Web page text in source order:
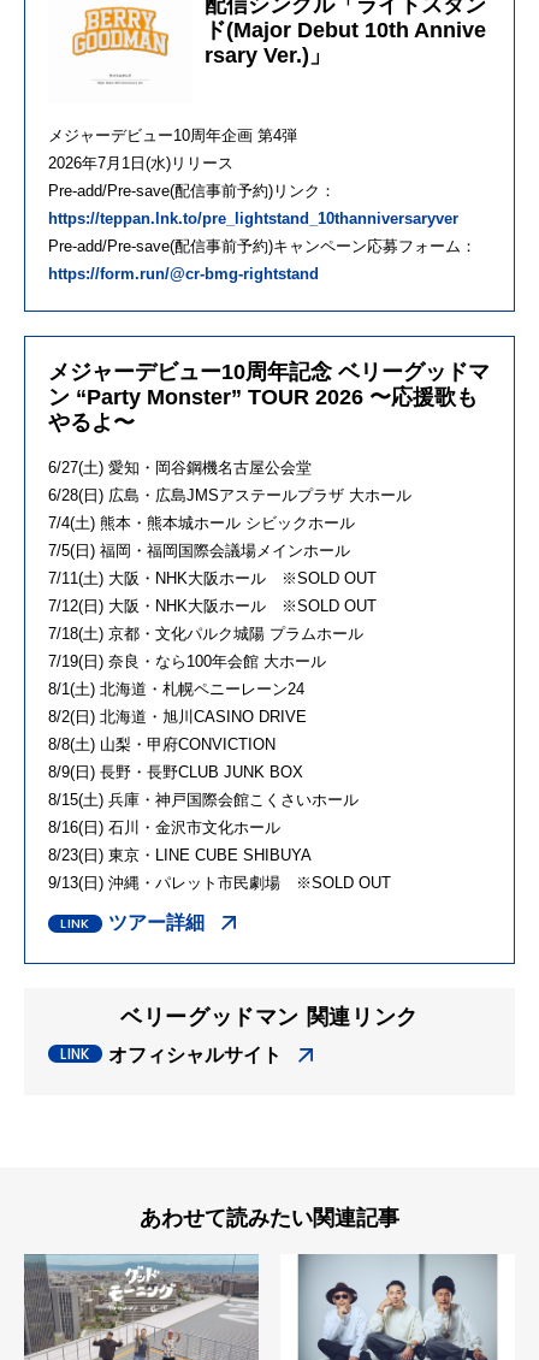
配信シングル「ライトスタン
ド(Major Debut 10th Annive
rsary Ver.)」
メジャーデビュー10周年企画 第4弾
2026年7月1日(水)リリース
Pre-add/Pre-save(配信事前予約)リンク：
https://teppan.lnk.to/pre_lightstand_10thanniversaryver
Pre-add/Pre-save(配信事前予約)キャンペーン応募フォーム：
https://form.run/@cr-bmg-rightstand
メジャーデビュー10周年記念 ベリーグッドマ
ン “Party Monster” TOUR 2026 〜応援歌も
やるよ〜
6/27(土) 愛知・岡谷鋼機名古屋公会堂
6/28(日) 広島・広島JMSアステールプラザ 大ホール
7/4(土) 熊本・熊本城ホール シビックホール
7/5(日) 福岡・福岡国際会議場メインホール
7/11(土) 大阪・NHK大阪ホール ※SOLD OUT
7/12(日) 大阪・NHK大阪ホール ※SOLD OUT
7/18(土) 京都・文化パルク城陽 プラムホール
7/19(日) 奈良・なら100年会館 大ホール
8/1(土) 北海道・札幌ペニーレーン24
8/2(日) 北海道・旭川CASINO DRIVE
8/8(土) 山梨・甲府CONVICTION
8/9(日) 長野・長野CLUB JUNK BOX
8/15(土) 兵庫・神戸国際会館こくさいホール
8/16(日) 石川・金沢市文化ホール
8/23(日) 東京・LINE CUBE SHIBUYA
9/13(日) 沖縄・パレット市民劇場 ※SOLD OUT
ツアー詳細
ベリーグッドマン 関連リンク
オフィシャルサイト
あわせて読みたい関連記事